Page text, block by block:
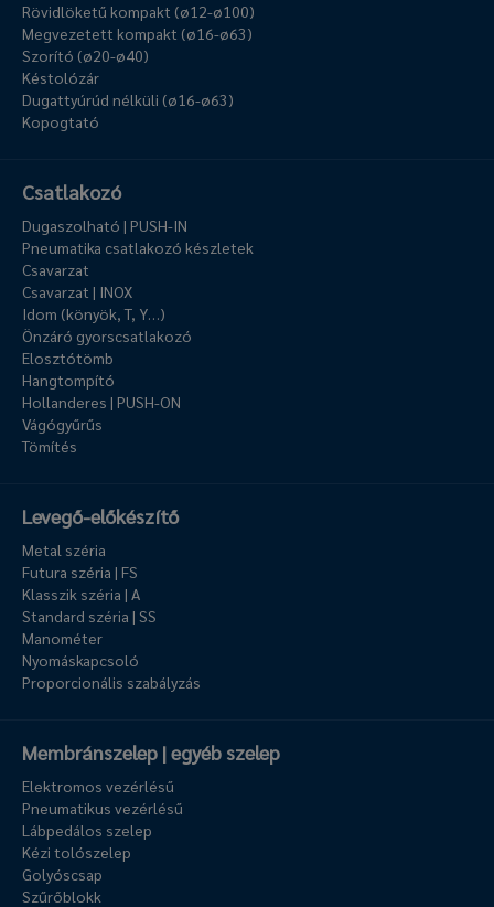
Rövidlöketű kompakt (ø12-ø100)
Megvezetett kompakt (ø16-ø63)
Szorító (ø20-ø40)
Késtolózár
Dugattyúrúd nélküli (ø16-ø63)
Kopogtató
Csatlakozó
Dugaszolható | PUSH-IN
Pneumatika csatlakozó készletek
Csavarzat
Csavarzat | INOX
Idom (könyök, T, Y…)
Önzáró gyorscsatlakozó
Elosztótömb
Hangtompító
Hollanderes | PUSH-ON
Vágógyűrűs
Tömítés
Levegő-előkészítő
Metal széria
Futura széria | FS
Klasszik széria | A
Standard széria | SS
Manométer
Nyomáskapcsoló
Proporcionális szabályzás
Membránszelep | egyéb szelep
Elektromos vezérlésű
Pneumatikus vezérlésű
Lábpedálos szelep
Kézi tolószelep
Golyóscsap
Szűrőblokk